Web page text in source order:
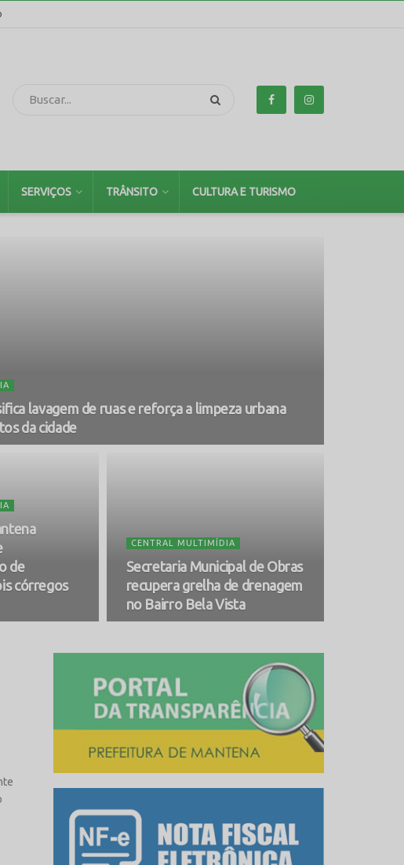
SERVIÇOS TRÂNSITO CULTURA E TURISMO
lavagem de ruas e reforça a limpeza urbana
da cidade
de
córregos
CENTRAL MULTIMÍDIA
Secretaria Municipal de Obras
recupera grelha de drenagem
no Bairro Bela Vista